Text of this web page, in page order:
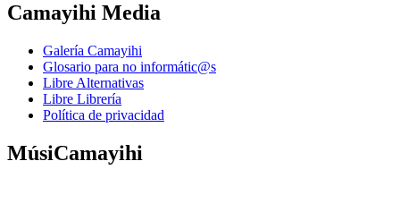
Camayihi Media
Galería Camayihi
Glosario para no informátic@s
Libre Alternativas
Libre Librería
Política de privacidad
MúsiCamayihi